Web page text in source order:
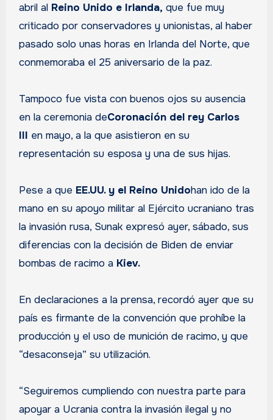
abril al Reino Unido e Irlanda, que fue muy
criticado por conservadores y unionistas, al haber
pasado solo unas horas en Irlanda del Norte, que
conmemoraba el 25 aniversario de la paz.
Tampoco fue vista con buenos ojos su ausencia
en la ceremonia deCoronación del rey Carlos
III en mayo, a la que asistieron en su
representación su esposa y una de sus hijas.
Pese a que EE.UU. y el Reino Unidohan ido de la
mano en su apoyo militar al Ejército ucraniano tras
la invasión rusa, Sunak expresó ayer, sábado, sus
diferencias con la decisión de Biden de enviar
bombas de racimo a Kiev.
En declaraciones a la prensa, recordó ayer que su
país es firmante de la convención que prohíbe la
producción y el uso de munición de racimo, y que
“desaconseja” su utilización.
“Seguiremos cumpliendo con nuestra parte para
apoyar a Ucrania contra la invasión ilegal y no